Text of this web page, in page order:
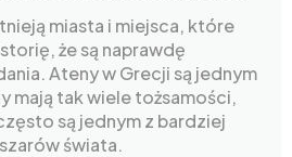
miasta i miejsca, które
że są naprawdę
Ateny w Grecji są jednym
mają tak wiele tożsamości,
są jednym z bardziej
świata.